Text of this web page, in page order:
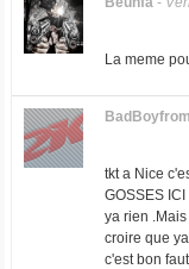
La meme
tkt a Nice
GOSSES
ya rien
croire que
c'est bon